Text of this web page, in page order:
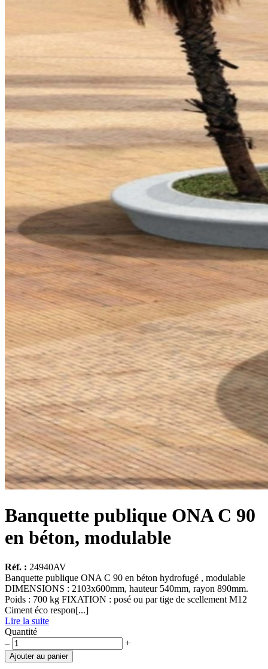
Banquette publique ONA C 90
en béton, modulable
Réf. : 24940AV
Banquette publique ONA C 90 en béton hydrofugé , modulable
DIMENSIONS : 2103x600mm, hauteur 540mm, rayon 890mm.
Poids : 700 kg FIXATION : posé ou par tige de scellement M12
Ciment éco respon[...]
Lire la suite
Quantité
quantité
de
Banquette
– +
Ajouter au panier